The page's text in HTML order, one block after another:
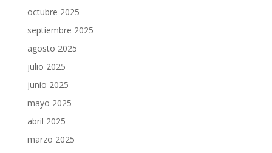
octubre 2025
septiembre 2025
agosto 2025
julio 2025
junio 2025
mayo 2025
abril 2025
marzo 2025